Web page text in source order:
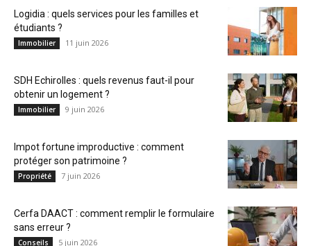
Logidia : quels services pour les familles et
étudiants ?
Immobilier 11 juin 2026
SDH Echirolles : quels revenus faut-il pour
obtenir un logement ?
Immobilier 9 juin 2026
Impot fortune improductive : comment
protéger son patrimoine ?
Propriété 7 juin 2026
Cerfa DAACT : comment remplir le formulaire
sans erreur ?
Conseils 5 juin 2026